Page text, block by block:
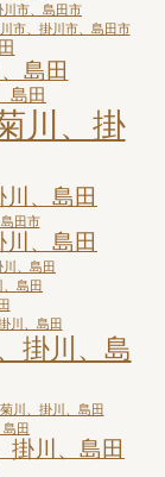
市、島田市
市、掛川市、島田市
島田
島田
川、掛
、島田
田市
、島田
、島田
島田
川、島田
掛川、島
川、掛川、島田
田
掛川、島田